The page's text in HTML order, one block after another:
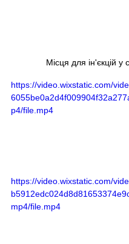
Місця для ін'єкцій у
https://video.wixstatic.com/
p4/file.mp4
https://video.wixstatic.com/
mp4/file.mp4